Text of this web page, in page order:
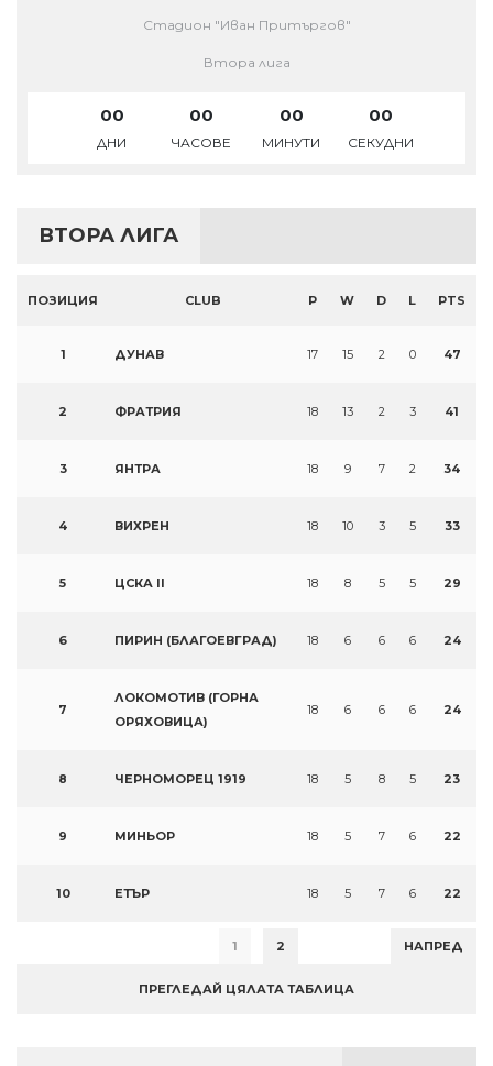
Стадион "Иван Притъргов"
Втора лига
00
ДНИ
00
ЧАСОВЕ
00
МИНУТИ
00
СЕКУДНИ
ВТОРА ЛИГА
ПОЗИЦИЯ CLUB P W D L PTS
1 ДУНАВ 17 15 2 0 47
2 ФРАТРИЯ 18 13 2 3 41
3 ЯНТРА 18 9 7 2 34
4 ВИХРЕН 18 10 3 5 33
5 ЦСКА II 18 8 5 5 29
6 ПИРИН (БЛАГОЕВГРАД) 18 6 6 6 24
7
ЛОКОМОТИВ (ГОРНА
ОРЯХОВИЦА)
18 6 6 6 24
8 ЧЕРНОМОРЕЦ 1919 18 5 8 5 23
9 МИНЬОР 18 5 7 6 22
10 ЕТЪР 18 5 7 6 22
1 2 НАПРЕД
ПРЕГЛЕДАЙ ЦЯЛАТА ТАБЛИЦА